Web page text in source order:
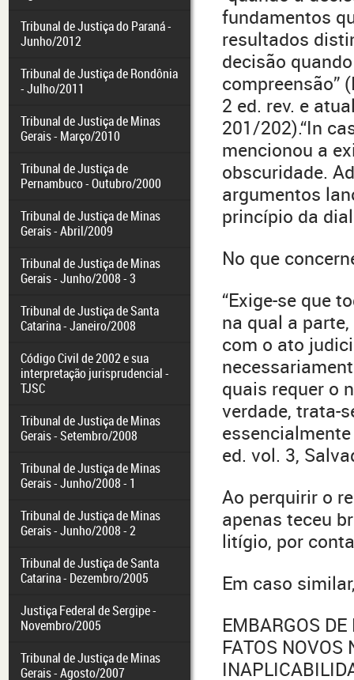
Tribunal de Justiça do Paraná -
Junho/2012
Tribunal de Justiça de Rondônia
- Julho/2011
Tribunal de Justiça de Minas
Gerais - Março/2010
Tribunal de Justiça de
Pernambuco - Outubro/2000
Tribunal de Justiça de Minas
Gerais - Abril/2009
Tribunal de Justiça de Minas
Gerais - Junho/2008 - 3
Tribunal de Justiça de Santa
Catarina - Janeiro/2008
Código Civil de 2002 e sua
interpretação jurisprudencial -
TJSC
Tribunal de Justiça de Minas
Gerais - Setembro/2008
Tribunal de Justiça de Minas
Gerais - Junho/2008 - 1
Tribunal de Justiça de Minas
Gerais - Junho/2008 - 2
Tribunal de Justiça de Santa
Catarina - Dezembro/2005
Justiça Federal de Sergipe -
Novembro/2005
Tribunal de Justiça de Minas
Gerais - Agosto/2007
fundamentos
resultados
decisão
compreensão”
2 ed. rev. e
201/202).“In
mencionou a
obscuridade.
argumentos
princípio da
No que
“Exige-se que
na qual a
com o ato
quais requer o
verdade, trata-
ed. vol. 3,
Ao perquirir o
apenas teceu
litígio, por
Em caso
EMBARGOS
FATOS NOVOS